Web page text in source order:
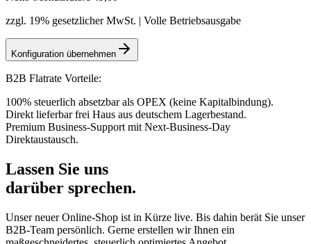
zzgl. 19% gesetzlicher MwSt. | Volle Betriebsausgabe
Konfiguration übernehmen
B2B Flatrate Vorteile:
100% steuerlich absetzbar als OPEX (keine Kapitalbindung).
Direkt lieferbar frei Haus aus deutschem Lagerbestand.
Premium Business-Support mit Next-Business-Day
Direktaustausch.
Lassen Sie uns
darüber sprechen.
Unser neuer Online-Shop ist in Kürze live. Bis dahin berät Sie unser
B2B-Team persönlich. Gerne erstellen wir Ihnen ein